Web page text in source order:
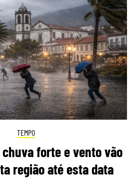
TEMPO
forte e vento vão
região até esta data